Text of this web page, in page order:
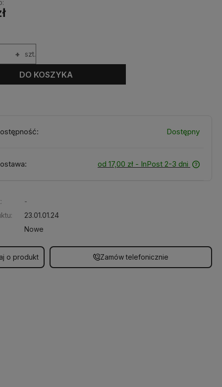
+ szt.
DO KOSZYKA
Dostępny
od 17,00 zł - InPost 2-3 dni
-
23.01.01.24
Nowe
o produkt Zamów telefonicznie